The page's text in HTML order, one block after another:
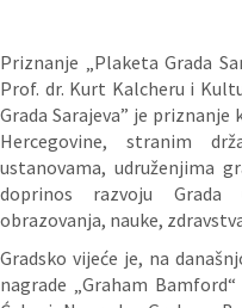
Priznanje „Plaketa Grada
Prof. dr. Kurt Kalcheru i
Grada Sarajeva” je
Hercegovine, stranim
ustanovama, udruženjima
doprinos razvoju
obrazovanja, nauke,
Gradsko vijeće je, na
nagrade „Graham